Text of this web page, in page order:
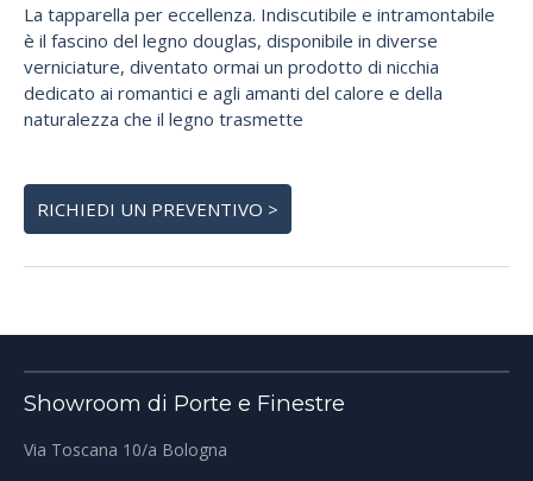
La tapparella per eccellenza. Indiscutibile e intramontabile
è il fascino del legno douglas, disponibile in diverse
verniciature, diventato ormai un prodotto di nicchia
dedicato ai romantici e agli amanti del calore e della
naturalezza che il legno trasmette
RICHIEDI UN PREVENTIVO >
Showroom di Porte e Finestre
Via Toscana 10/a Bologna